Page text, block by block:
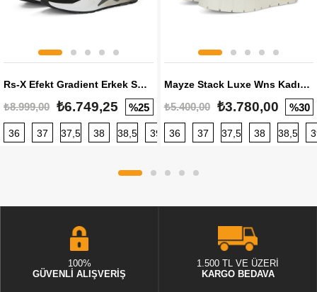
Rs-X Efekt Gradient Erkek Sneaker
₺8.999,00 ₺6.749,25 %25
36 37 37,5 38 38,5 39 40 40,5 41 42 42,5
Mayze Stack Luxe Wns Kadın Sneaker
₺5.400,00 ₺3.780,00 %30
36 37 37,5 38 38,5
100%
GÜVENLİ ALIŞVERİŞ
1.500 TL VE ÜZERİ
KARGO BEDAVA